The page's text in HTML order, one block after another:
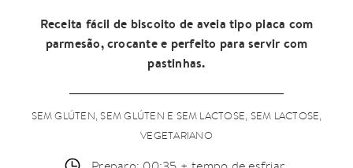
Receita fácil de biscoito de aveia tipo placa com
parmesão, crocante e perfeito para servir com
pastinhas.
SEM GLÚTEN, SEM GLÚTEN E SEM LACTOSE, SEM LACTOSE,
VEGETARIANO